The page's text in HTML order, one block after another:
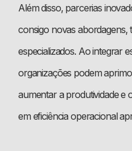
Além disso, parcerias
consigo novas abordagens,
especializados. Ao integrar
organizações podem
aumentar a produtividade e
em eficiência operacional